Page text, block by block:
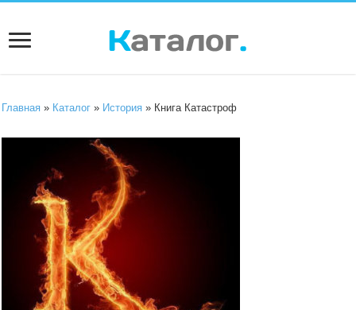
Главная » Каталог » История » Книга Катастроф